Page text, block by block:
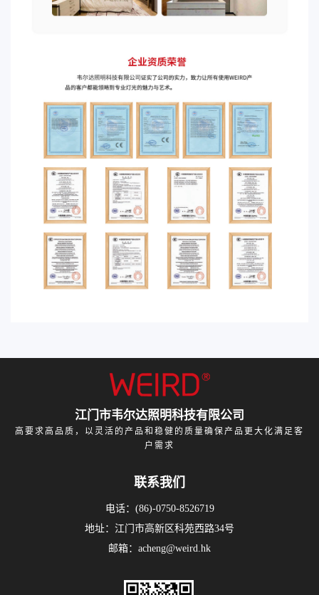
江门市韦尔达照明科技有限公司
高要求高品质，以灵活的产品和稳健的质量确保产品更大化满足客
户需求
联系我们
电话：(86)-0750-8526719
地址：江门市高新区科苑西路34号
邮箱：acheng@weird.hk